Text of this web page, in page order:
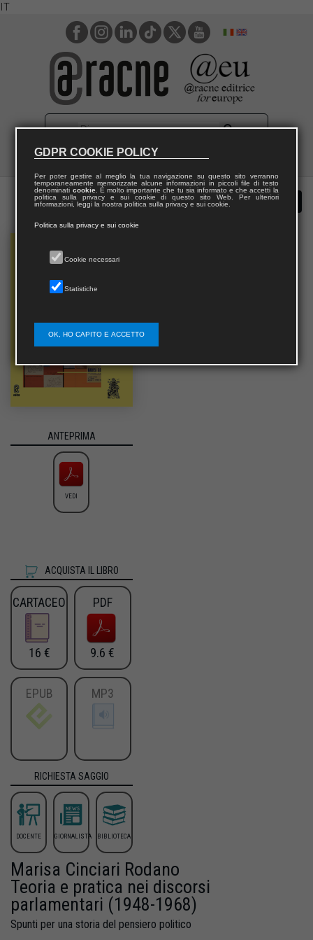
IT
ANTEPRIMA
VEDI
ACQUISTA IL LIBRO
CARTACEO
16 €
PDF
9.6 €
EPUB MP3
RICHIESTA SAGGIO
DOCENTE GIORNALISTA BIBLIOTECA
Marisa Cinciari Rodano
Teoria e pratica nei discorsi
parlamentari (1948-1968)
Spunti per una storia del pensiero politico
GDPR COOKIE POLICY
Per poter gestire al meglio la tua navigazione su questo sito verranno
temporaneamente memorizzate alcune informazioni in piccoli file di testo
denominati cookie. È molto importante che tu sia informato e che accetti la
politica sulla privacy e sui cookie di questo sito Web. Per ulteriori
informazioni, leggi la nostra politica sulla privacy e sui cookie.
Politica sulla privacy e sui cookie
Cookie necessari
Statistiche
OK, HO CAPITO E ACCETTO